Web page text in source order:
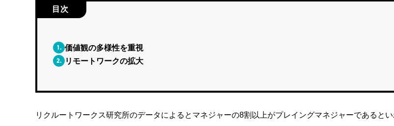
目次
1. 価値観の多様性を重視
2. リモートワークの拡大
リクルートワークス研究所のデータによるとマネジャーの8割以上がプレイングマネジャーであるとい